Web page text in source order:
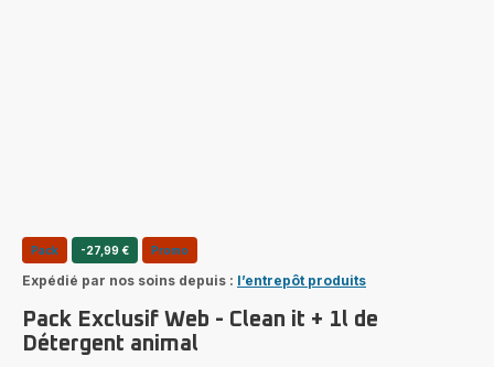
Pack -27,99 € Promo
Expédié par nos soins depuis : l’entrepôt produits
Pack Exclusif Web - Clean it + 1l de
Détergent animal